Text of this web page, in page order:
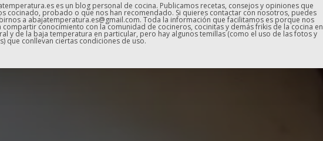
es un blog personal de cocina. Publicamos recetas, consejos y opiniones que
cocinado, probado o que nos han recomendado. Si quieres contactar con nosotros, puedes
a abajatemperatura.es@gmail.com. Toda la información que facilitamos es porque nos
compartir conocimiento con la comunidad de cocineros, cocinitas y demás frikis de la cocina en
y de la baja temperatura en particular, pero hay algunos temillas (como el uso de las fotos y
que conllevan ciertas condiciones de uso.